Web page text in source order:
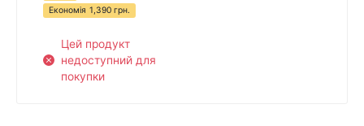
Економія 1,390 грн.
Цей продукт
недоступний для
покупки